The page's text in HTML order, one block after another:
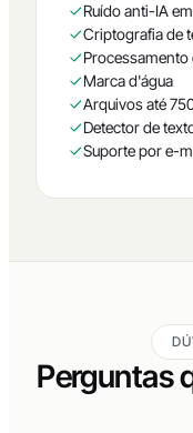
Ruído anti-IA
Criptografia de
Processamento
Marca d'água
Arquivos até
Detector de
Suporte por e-
Perguntas